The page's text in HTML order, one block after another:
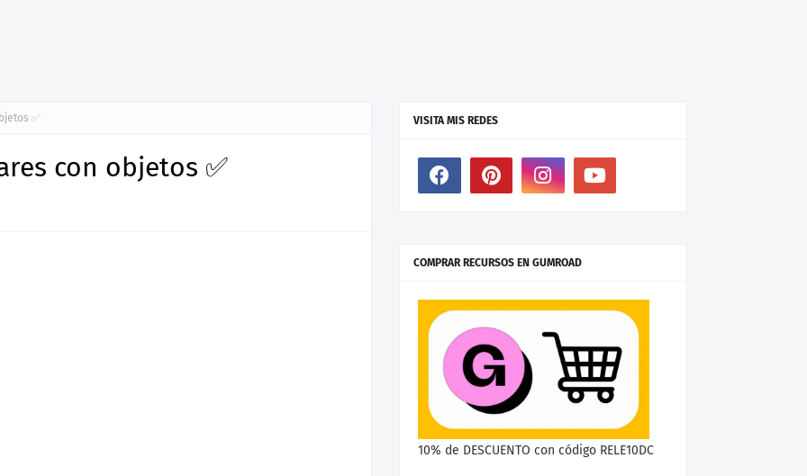
✅
con objetos ✅
VISITA MIS REDES
COMPRAR RECURSOS EN GUMROAD
10% de DESCUENTO con código RELE10DC